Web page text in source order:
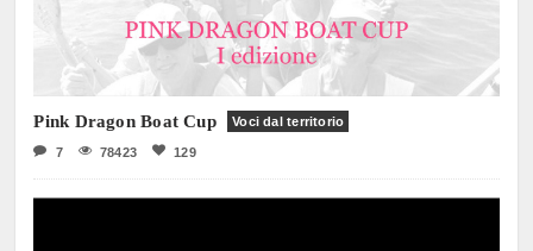
Pink Dragon Boat Cup Voci dal territorio
7 78423 129